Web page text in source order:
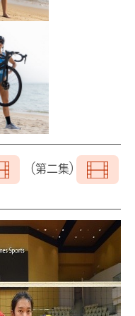
(第二集)